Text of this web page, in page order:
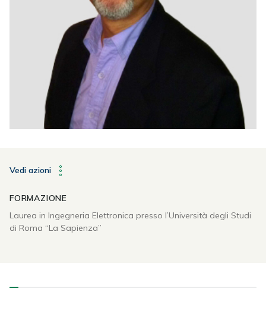
Vedi azioni
FORMAZIONE
Laurea in Ingegneria Elettronica presso l’Università degli Studi
di Roma “La Sapienza”